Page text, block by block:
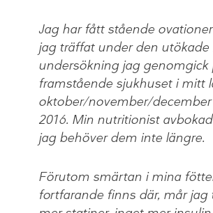
Jag har fått stående
jag träffat under den utökade
undersökning jag genomgick
framstående sjukhuset i mitt
oktober/november/
2016. Min nutritionist
jag behöver dem inte längre.
Förutom smärtan i mina
fortfarande finns där, mår jag